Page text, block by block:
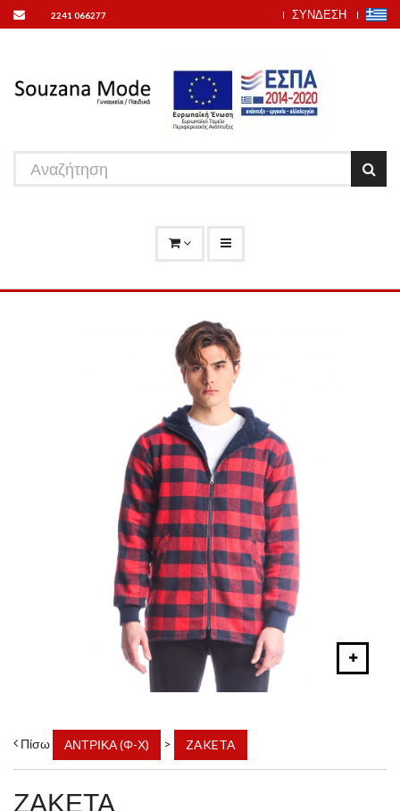
2241 066277 ΣΥΝΔΕΣΗ
Πίσω ΑΝΤΡΙΚΑ (Φ-Χ) > ZAKETA
ΖΑΚΕΤΑ